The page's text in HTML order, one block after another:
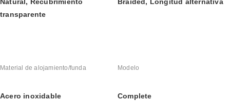
Natural, Recubrimiento
transparente
Braided, Longitud alternativa
Material de alojamiento/funda
Acero inoxidable
Modelo
Complete